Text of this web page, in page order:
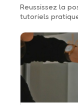
Reussissez la
tutoriels